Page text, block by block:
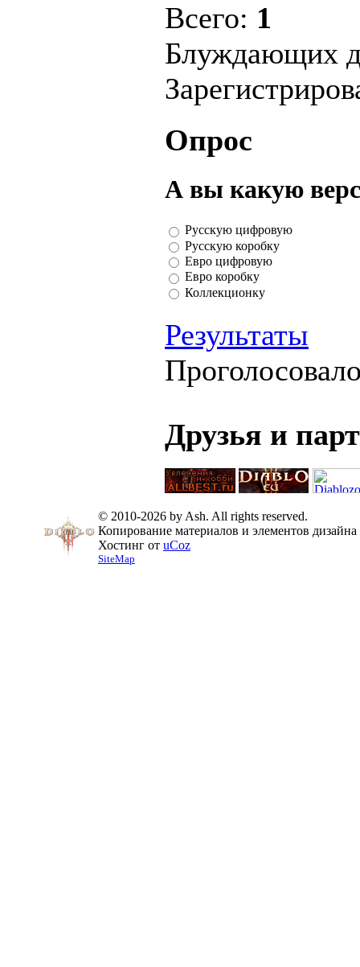
Всего: 1
Блуждающих
Опрос
А вы какую
Русскую цифровую
Русскую коробку
Евро цифровую
Евро коробку
Коллекционку
Результаты
Друзья и
© 2010-2026 by Ash. All rights reserved.
Копирование материалов и элементов
Хостинг от uCoz
SiteMap